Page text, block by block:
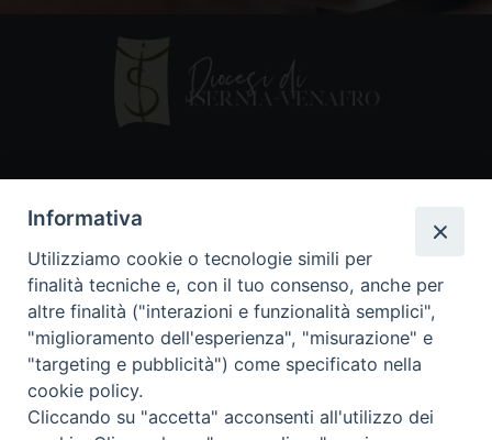
86170 Isernia
086550849
segreteria@diocesiiserniavenafro.it
I nostri social
Informativa
Utilizziamo cookie o tecnologie simili per
finalità tecniche e, con il tuo consenso, anche per
altre finalità ("interazioni e funzionalità semplici",
"miglioramento dell'esperienza", "misurazione" e
"targeting e pubblicità") come specificato nella
cookie policy.
Cliccando su "accetta" acconsenti all'utilizzo dei